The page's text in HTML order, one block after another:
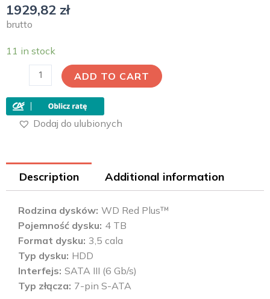
1929,82 zł
brutto
11 in stock
ADD TO CART
Dodaj do ulubionych
Description Additional information
Rodzina dysków WD Red Plus™
Pojemność dysku 4 TB
Format dysku 3,5 cala
Typ dysku HDD
Interfejs SATA III (6 Gb/s)
Typ złącza 7-pin S-ATA